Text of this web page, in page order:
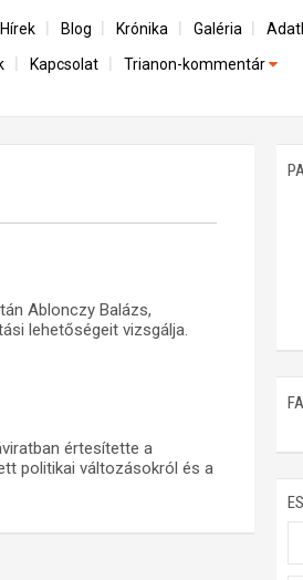
társadalom
működéséről
Hírek Blog Krónika Galéria
Kapcsolat Trianon-kommentár
Ablonczy Balázs,
lehetőségeit vizsgálja.
értesítette a
politikai változásokról és a